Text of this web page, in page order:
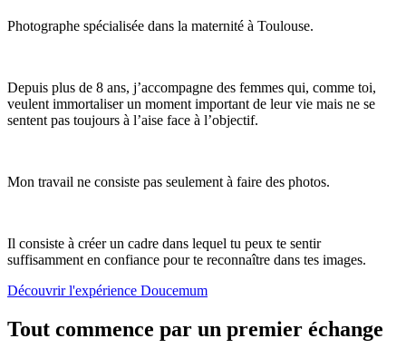
Photographe spécialisée dans la maternité à Toulouse.
Depuis plus de 8 ans, j’accompagne des femmes qui, comme toi,
veulent immortaliser un moment important de leur vie mais ne se
sentent pas toujours à l’aise face à l’objectif.
Mon travail ne consiste pas seulement à faire des photos.
Il consiste à créer un cadre dans lequel tu peux te sentir
suffisamment en confiance pour te reconnaître dans tes images.
Découvrir l'expérience Doucemum
Tout commence par un premier échange